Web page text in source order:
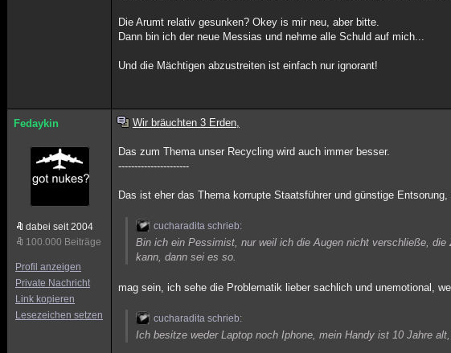
Die Arumt relativ gesunken? Okey is mir neu, aber bitte.
Dann bin ich der neue Messias und nehme alle Schuld auf mich...
Und die Mächtigen abzustreiten ist einfach nur ignorant!
Fedaykin
dabei seit 2004
100.000 Beiträge
Profil anzeigen
Private Nachricht
Link kopieren
Lesezeichen setzen
Wir bräuchten 3 Erden,
Das zum Thema unser Recycling wird auch immer besser.
----------------------
Das ist eher das Thema korrupte Staatsführer und günstige
cucharadita schrieb:
Bin ich ein Pessimist, nur weil ich die Augen nicht verschließe,
kann, dann sei es so.
mag sein, ich sehe die Problematik lieber sachlich und unemotional,
cucharadita schrieb:
Ich besitze weder Laptop noch Iphone, mein Handy ist 10 Jahre